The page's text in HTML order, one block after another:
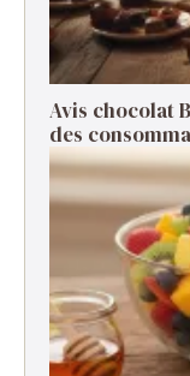
Avis chocolat
des